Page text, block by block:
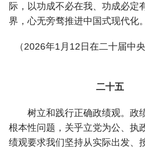
际，以功成不必在我、功成必定
界，心无旁骛推进中国式现代化。
（2026年1月12日在二十届中
二十五
树立和践行正确政绩观。政
根本性问题，关乎立党为公、执
绩观要求我们坚持从实际出发、